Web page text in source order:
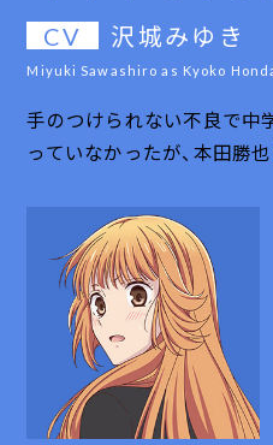
CV 内田雄馬
Yuma Uchida as Kyo Soma
地元で受かった高校へは行
その理由は、ライバル視す
さらには透達と同じ海原高
短気だが、根は優しい。
CV 沢城みゆき
Miyuki Sawashiro as Kyoko
手のつけられない不良で中
っていなかったが、本田勝
CV 細谷佳正
Yoshimasa Hosoya as Katsuya
今日子の学校に教育実習生
「眉無しさん」と呼び、昼休
CV 石見舞菜香
Manaka Iwami as Tohru Honda
都立海原高校に通う学生。
通事故で亡くしたことから
して由希を敵視する草摩夾
る。天然でズレているとこ
心優しい性格。
CV 島﨑信長
Nobunaga Shimazaki as Yuki
透の同級生。眉目秀麗なう
ラブまで存在する。クラス
まるでない。現在は親戚で
る。
CV 内田雄馬
Yuma Uchida as Kyo Soma
地元で受かった高校へは行
その理由は、ライバル視す
さらには透達と同じ海原高
短気だが、根は優しい。
CV 沢城みゆき
Miyuki Sawashiro as Kyoko
手のつけられない不良で中
っていなかったが、本田勝